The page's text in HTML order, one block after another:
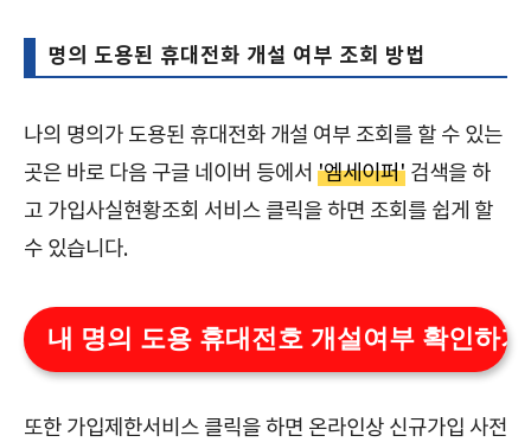
명의 도용된 휴대전화 개설 여부 조회 방법
나의 명의가 도용된 휴대전화 개설 여부 조회를 할 수 있는
곳은 바로 다음 구글 네이버 등에서 '엠세이퍼' 검색을 하
고 가입사실현황조회 서비스 클릭을 하면 조회를 쉽게 할
수 있습니다.
내 명의 도용 휴대전호 개설여부 확인하기
또한 가입제한서비스 클릭을 하면 온라인상 신규가입 사전